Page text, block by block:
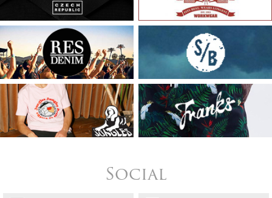
Social